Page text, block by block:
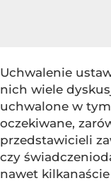
Uchwalenie
nich wiele
uchwalone w
oczekiwane,
przedstawicieli
czy
nawet